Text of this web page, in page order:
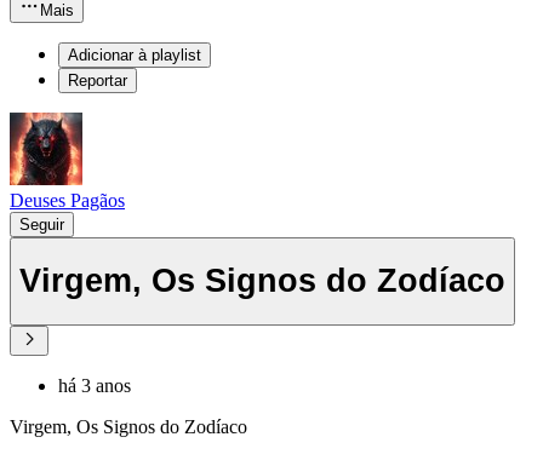
Mais
Adicionar à playlist
Reportar
Deuses Pagãos
Seguir
Virgem, Os Signos do Zodíaco
há 3 anos
Virgem, Os Signos do Zodíaco